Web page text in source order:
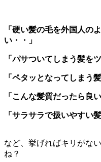
「硬い髪の毛を外国人の
い・・」
「パサついてしまう髪を
「ペタッとなってしまう
「こんな髪質だったら良
「サラサラで扱いやすい
など、挙げればキリがな
ね？